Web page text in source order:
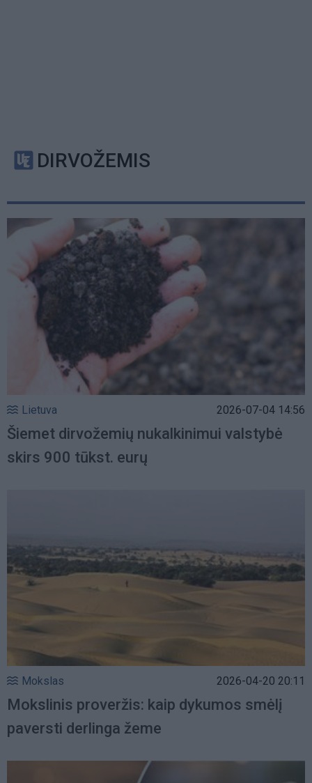
DIRVOŽEMIS
Lietuva 2026-07-04 14:56
Šiemet dirvožemių nukalkinimui valstybė
skirs 900 tūkst. eurų
Mokslas 2026-04-20 20:11
Mokslinis proveržis: kaip dykumos smėlį
paversti derlinga žeme